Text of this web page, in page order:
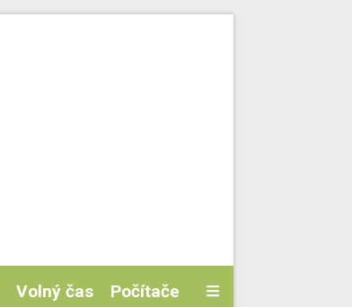
Volný čas Počítače